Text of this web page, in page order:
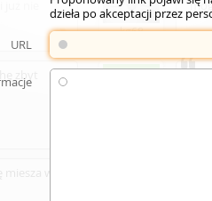
nie
kg68
zbyt
w
dzieła po akceptacji przez
URL